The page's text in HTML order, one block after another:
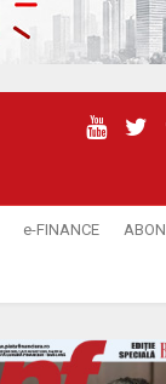
e-FINANCE